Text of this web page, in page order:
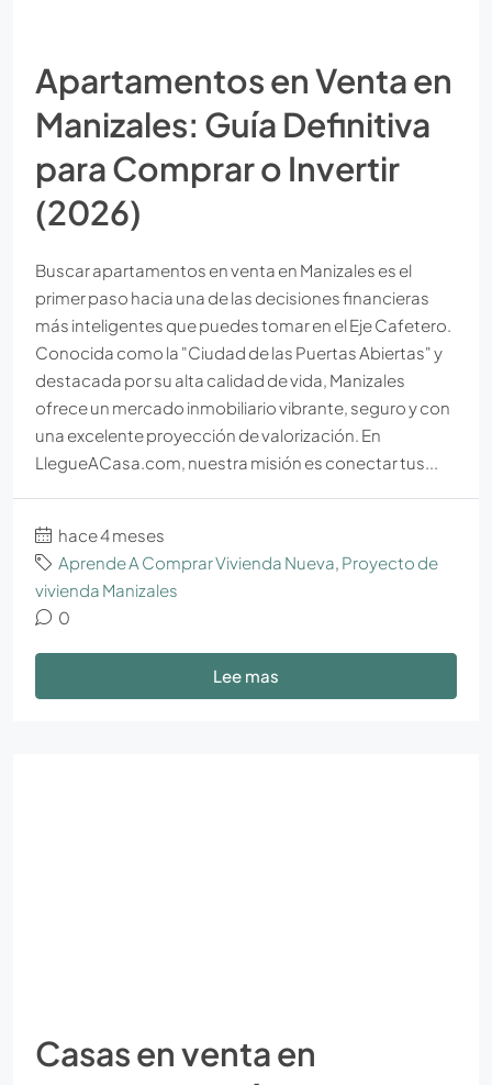
Apartamentos en Venta en
Manizales: Guía Definitiva
para Comprar o Invertir
(2026)
Buscar apartamentos en venta en Manizales es el
primer paso hacia una de las decisiones financieras
más inteligentes que puedes tomar en el Eje Cafetero.
Conocida como la "Ciudad de las Puertas Abiertas" y
destacada por su alta calidad de vida, Manizales
ofrece un mercado inmobiliario vibrante, seguro y con
una excelente proyección de valorización. En
LlegueACasa.com, nuestra misión es conectar tus...
hace 4 meses
Aprende A Comprar Vivienda Nueva, Proyecto de
vivienda Manizales
0
Lee mas
Casas en venta en